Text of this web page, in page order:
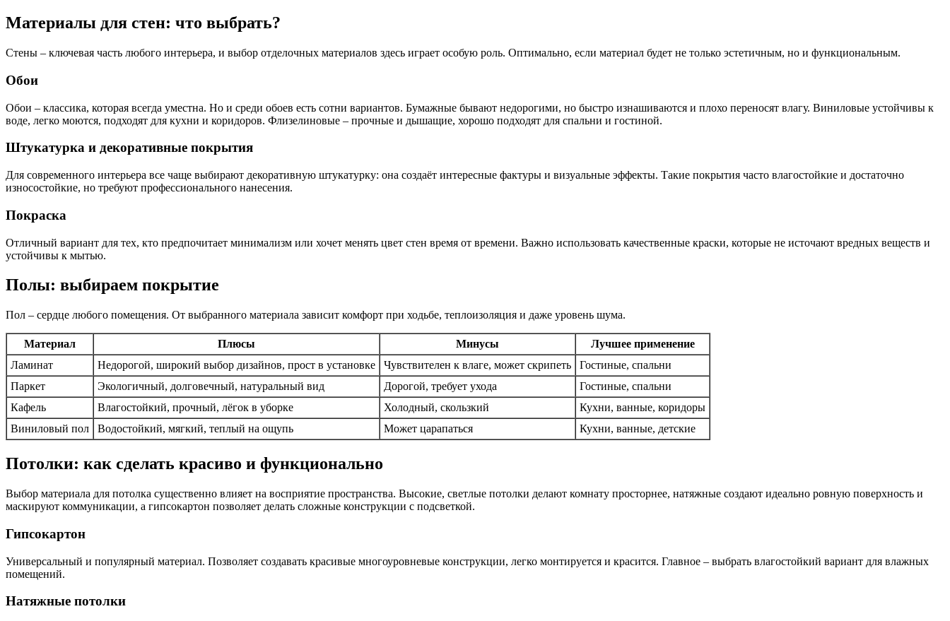
Материалы для стен: что выбрать?
Стены – ключевая часть любого интерьера, и выбор отделочных материалов здесь играет особую роль. Оптимально, если материал будет не только эстетичным, но и функциональным.
Обои
Обои – классика, которая всегда уместна. Но и среди обоев есть сотни вариантов. Бумажные бывают недорогими, но быстро изнашиваются и плохо переносят влагу. Виниловые устойчивы к
воде, легко моются, подходят для кухни и коридоров. Флизелиновые – прочные и дышащие, хорошо подходят для спальни и гостиной.
Штукатурка и декоративные покрытия
Для современного интерьера все чаще выбирают декоративную штукатурку: она создаёт интересные фактуры и визуальные эффекты. Такие покрытия часто влагостойкие и достаточно
износостойкие, но требуют профессионального нанесения.
Покраска
Отличный вариант для тех, кто предпочитает минимализм или хочет менять цвет стен время от времени. Важно использовать качественные краски, которые не источают вредных веществ и
устойчивы к мытью.
Полы: выбираем покрытие
Пол – сердце любого помещения. От выбранного материала зависит комфорт при ходьбе, теплоизоляция и даже уровень шума.
Материал Плюсы Минусы
Лучшее применение
Ламинат
Недорогой, широкий выбор дизайнов, прост в установке Чувствителен к влаге, может скрипеть
Гостиные, спальни
Паркет
Экологичный, долговечный, натуральный вид Дорогой, требует ухода
Гостиные, спальни
Кафель
Влагостойкий, прочный, лёгок в уборке Холодный, скользкий
Кухни, ванные, коридоры
Виниловый пол
Водостойкий, мягкий, теплый на ощупь Может царапаться Кухни, ванные, детские
Потолки: как сделать красиво и функционально
Выбор материала для потолка существенно влияет на восприятие пространства. Высокие, светлые потолки делают комнату просторнее, натяжные создают идеально ровную поверхность и
маскируют коммуникации, а гипсокартон позволяет делать сложные конструкции с подсветкой.
Гипсокартон
Универсальный и популярный материал. Позволяет создавать красивые многоуровневые конструкции, легко монтируется и красится. Главное – выбрать влагостойкий вариант для влажных
помещений.
Натяжные потолки